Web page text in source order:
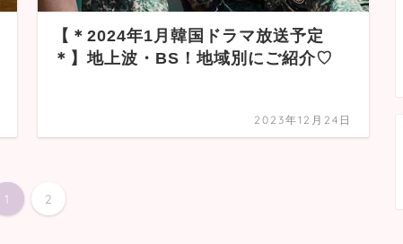
【＊2024年1月韓国ドラマ放送予定
＊】地上波・BS！地域別にご紹介♡
2023年12月24日
1 2